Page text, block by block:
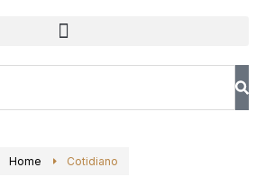
Home Cotidiano